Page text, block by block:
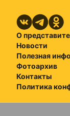
О
Новости
Полезная
Фотоархив
Контакты
Политика